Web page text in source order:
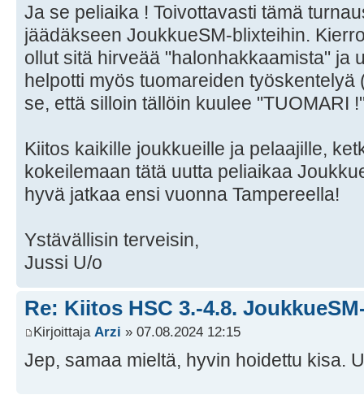
Ja se peliaika ! Toivottavasti tämä
jäädäkseen JoukkueSM-blixteihin.
ollut sitä hirveää "halonhakkaamista" ja
helpotti myös tuomareiden
se, että silloin tällöin kuulee "TUOMARI
Kiitos kaikille joukkueille ja pelaajille,
kokeilemaan tätä uutta peliaikaa
hyvä jatkaa ensi vuonna Tampereella!
Ystävällisin terveisin,
Jussi U/o
Re: Kiitos HSC 3.-4.8.
Kirjoittaja Arzi » 07.08.2024 12:15
Jep, samaa mieltä, hyvin hoidettu kisa.